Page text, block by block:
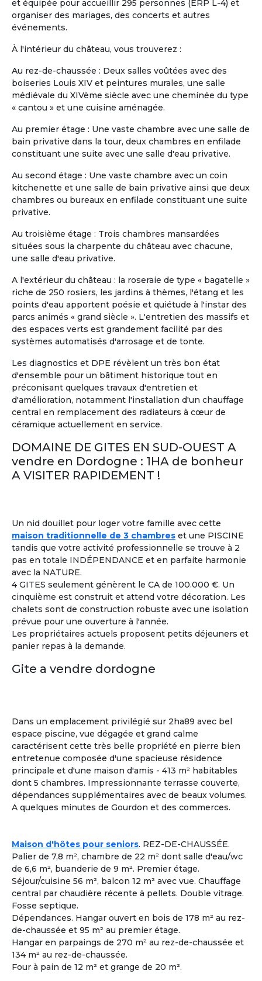
et équipée pour accueillir 295 personnes (ERP L-4) et
organiser des mariages, des concerts et autres
événements.
À l'intérieur du château, vous trouverez :
Au rez-de-chaussée : Deux salles voûtées avec des
boiseries Louis XIV et peintures murales, une salle
médiévale du XIVème siècle avec une cheminée du type
« cantou » et une cuisine aménagée.
Au premier étage : Une vaste chambre avec une salle de
bain privative dans la tour, deux chambres en enfilade
constituant une suite avec une salle d'eau privative.
Au second étage : Une vaste chambre avec un coin
kitchenette et une salle de bain privative ainsi que deux
chambres ou bureaux en enfilade constituant une suite
privative.
Au troisième étage : Trois chambres mansardées
situées sous la charpente du château avec chacune,
une salle d'eau privative.
A l'extérieur du château : la roseraie de type « bagatelle »
riche de 250 rosiers, les jardins à thèmes, l'étang et les
points d'eau apportent poésie et quiétude à l'instar des
parcs animés « grand siècle ». L'entretien des massifs et
des espaces verts est grandement facilité par des
systèmes automatisés d'arrosage et de tonte.
Les diagnostics et DPE révèlent un très bon état
d'ensemble pour un bâtiment historique tout en
préconisant quelques travaux d'entretien et
d'amélioration, notamment l'installation d'un chauffage
central en remplacement des radiateurs à cœur de
céramique actuellement en service.
DOMAINE DE GITES EN SUD-OUEST A
vendre en Dordogne : 1HA de bonheur
A VISITER RAPIDEMENT !
Un nid douillet pour loger votre famille avec cette
maison traditionnelle de 3 chambres et une PISCINE
tandis que votre activité professionnelle se trouve à 2
pas en totale INDÉPENDANCE et en parfaite harmonie
avec la NATURE.
4 GITES seulement génèrent le CA de 100.000 €. Un
cinquième est construit et attend votre décoration. Les
chalets sont de construction robuste avec une isolation
prévue pour une ouverture à l'année.
Les propriétaires actuels proposent petits déjeuners et
panier repas à la demande.
Gite a vendre dordogne
Dans un emplacement privilégié sur 2ha89 avec bel
espace piscine, vue dégagée et grand calme
caractérisent cette très belle propriété en pierre bien
entretenue composée d'une spacieuse résidence
principale et d'une maison d'amis - 413 m² habitables
dont 5 chambres. Impressionnante terrasse couverte,
dépendances supplémentaires avec de beaux volumes.
A quelques minutes de Gourdon et des commerces.
Maison d'hôtes pour seniors. REZ-DE-CHAUSSÉE.
Palier de 7,8 m², chambre de 22 m² dont salle d'eau/wc
de 6,6 m², buanderie de 9 m². Premier étage.
Séjour/cuisine 56 m², balcon 12 m² avec vue. Chauffage
central par chaudière récente à pellets. Double vitrage.
Fosse septique.
Dépendances. Hangar ouvert en bois de 178 m² au rez-
de-chaussée et 95 m² au premier étage.
Hangar en parpaings de 270 m² au rez-de-chaussée et
134 m² au rez-de-chaussée.
Four à pain de 12 m² et grange de 20 m².
Marrakech Maroc
Et si votre retraite prenait une nouvelle
dimension, entre confort, rencontres et
logement propose une colocation clé en
souhaitant s’installer dans un
environnement à la fois serein, sécurisé et
vivant, tout en conservant leur
indépendance. L’appartement, spacieux et
entièrement meublé, offre : -4 chambres
(possibilité en solo ou en couple) -3 salles
de bain -2 salons confortables -1 espace
salle à manger -1 cuisine équipée -1 grande
terrasse avec jacuzzi Situé au sein d’une
résidence sécurisée 24h/24 et 7j/7,
l’environnement est calme, verdoyant et
agréable à vivre. La résidence est
familles, des jeunes actifs, des couples,
des personnes seules ou encore d’autres
r...
Slide 1 of 11
11
Maison Partagée
Marrakech, Maroc
A partir de1 750 €/mois
Voir les250 annonces
mois seulement.
Colouer Intégrer Habitat Partagé
Toulon France ± 30kms
Bonjour femme 60 ans dynamique
joyeuse recherche colocation
Sylvia
Femme- 60ans
Toulon ± 30kms - France
Colouer Intégrer Habitat Partagé
Comment rencontrer des co-acheteurs
compatibles ?
Cohabiting Seniors vous met en relation avec des